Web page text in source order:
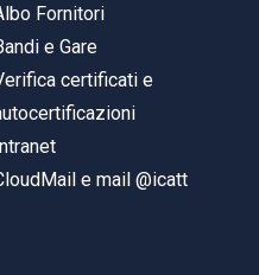
Fornitori
e Gare
certificati e
e mail @icatt